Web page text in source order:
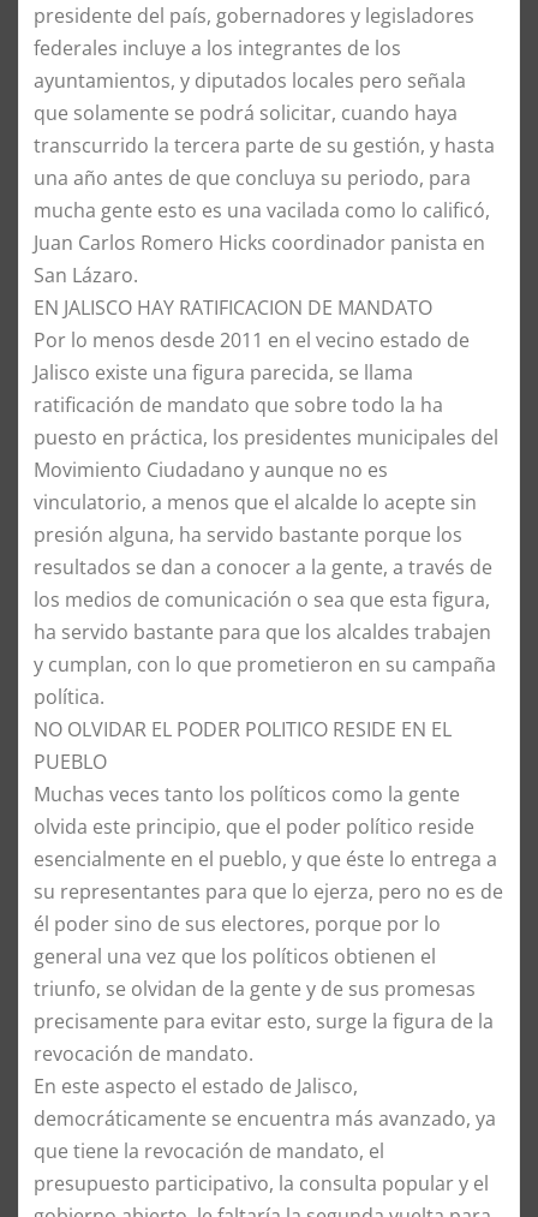
presidente del país, gobernadores y legisladores
federales incluye a los integrantes de los
ayuntamientos, y diputados locales pero señala
que solamente se podrá solicitar, cuando haya
transcurrido la tercera parte de su gestión, y hasta
una año antes de que concluya su periodo, para
mucha gente esto es una vacilada como lo calificó,
Juan Carlos Romero Hicks coordinador panista en
San Lázaro.
EN JALISCO HAY RATIFICACION DE MANDATO
Por lo menos desde 2011 en el vecino estado de
Jalisco existe una figura parecida, se llama
ratificación de mandato que sobre todo la ha
puesto en práctica, los presidentes municipales del
Movimiento Ciudadano y aunque no es
vinculatorio, a menos que el alcalde lo acepte sin
presión alguna, ha servido bastante porque los
resultados se dan a conocer a la gente, a través de
los medios de comunicación o sea que esta figura,
ha servido bastante para que los alcaldes trabajen
y cumplan, con lo que prometieron en su campaña
política.
NO OLVIDAR EL PODER POLITICO RESIDE EN EL
PUEBLO
Muchas veces tanto los políticos como la gente
olvida este principio, que el poder político reside
esencialmente en el pueblo, y que éste lo entrega a
su representantes para que lo ejerza, pero no es de
él poder sino de sus electores, porque por lo
general una vez que los políticos obtienen el
triunfo, se olvidan de la gente y de sus promesas
precisamente para evitar esto, surge la figura de la
revocación de mandato.
En este aspecto el estado de Jalisco,
democráticamente se encuentra más avanzado, ya
que tiene la revocación de mandato, el
presupuesto participativo, la consulta popular y el